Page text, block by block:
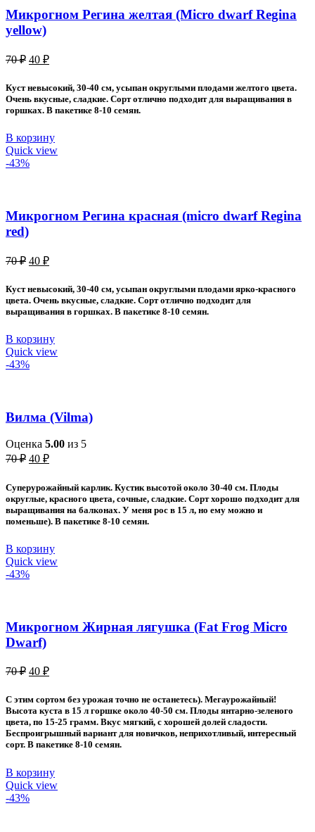
Микрогном Регина желтая (Micro dwarf Regina
yellow)
70₽ Первоначальная
составляла
70 ₽.
40 ₽Текущая
40 ₽.
Куст невысокий, 30-40 см, усыпан округлыми плодами желтого цвета.
Очень вкусные, сладкие. Сорт отлично подходит для выращивания в
горшках. В пакетике 8-10 семян.
В корзину
Quick view
-43%
Микрогном Регина красная (micro dwarf Regina
red)
70₽ Первоначальная
составляла
70 ₽.
40 ₽Текущая
40 ₽.
Куст невысокий, 30-40 см, усыпан округлыми плодами ярко-красного
цвета. Очень вкусные, сладкие. Сорт отлично подходит для
выращивания в горшках. В пакетике 8-10 семян.
В корзину
Quick view
-43%
Вилма (Vilma)
Оценка 5.00 из 5
70₽ Первоначальная
составляла
70 ₽.
40 ₽Текущая
40 ₽.
Суперурожайный карлик. Кустик высотой около 30-40 см. Плоды
округлые, красного цвета, сочные, сладкие. Сорт хорошо подходит для
выращивания на балконах. У меня рос в 15 л, но ему можно и
поменьше). В пакетике 8-10 семян.
В корзину
Quick view
-43%
Микрогном Жирная лягушка (Fat Frog Micro
Dwarf)
70₽ Первоначальная
составляла
70 ₽.
40 ₽Текущая
40 ₽.
С этим сортом без урожая точно не останетесь). Мегаурожайный!
Высота куста в 15 л горшке около 40-50 см. Плоды янтарно-зеленого
цвета, по 15-25 грамм. Вкус мягкий, с хорошей долей сладости.
Беспроигрышный вариант для новичков, неприхотливый, интересный
сорт. В пакетике 8-10 семян.
В корзину
Quick view
-43%